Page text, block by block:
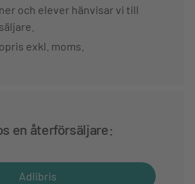
och elever hänvisar vi till
exkl. moms.
en återförsäljare:
Adlibris